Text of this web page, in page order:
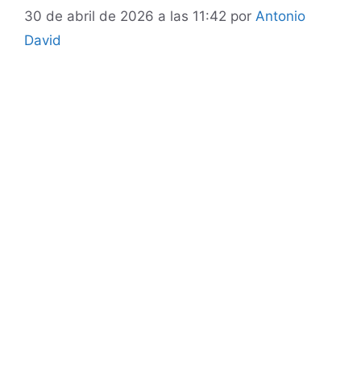
30 de abril de 2026 a las 11:42 por Antonio
David